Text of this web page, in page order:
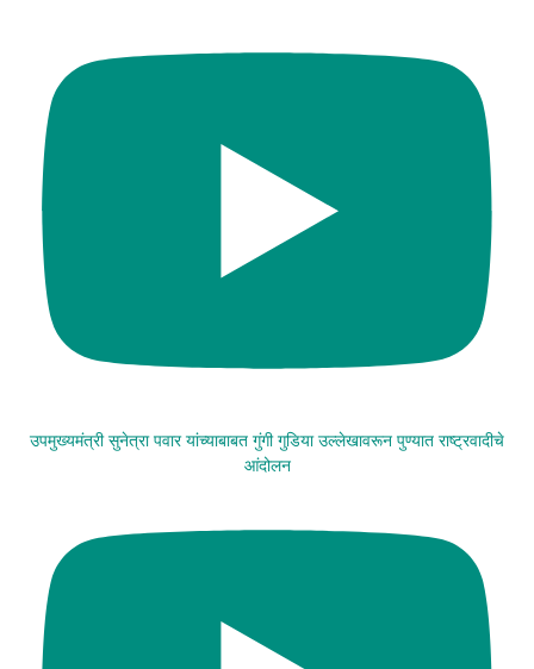
उपमुख्यमंत्री सुनेत्रा पवार यांच्याबाबत गुंगी गुडिया उल्लेखावरून पुण्यात राष्ट्रवादीचे
आंदोलन